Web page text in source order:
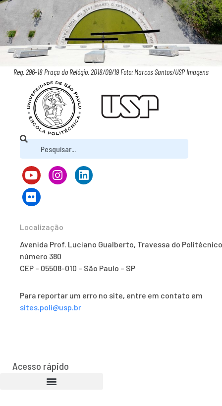
Reg. 296-18 Praça do Relógio. 2018/09/19 Foto: Marcos Santos/USP Imagens
Localização
Avenida Prof. Luciano Gualberto, Travessa do
número 380
CEP – 05508-010 – São Paulo – SP
Para reportar um erro no site, entre em contato em
sites.poli@usp.br
Acesso rápido